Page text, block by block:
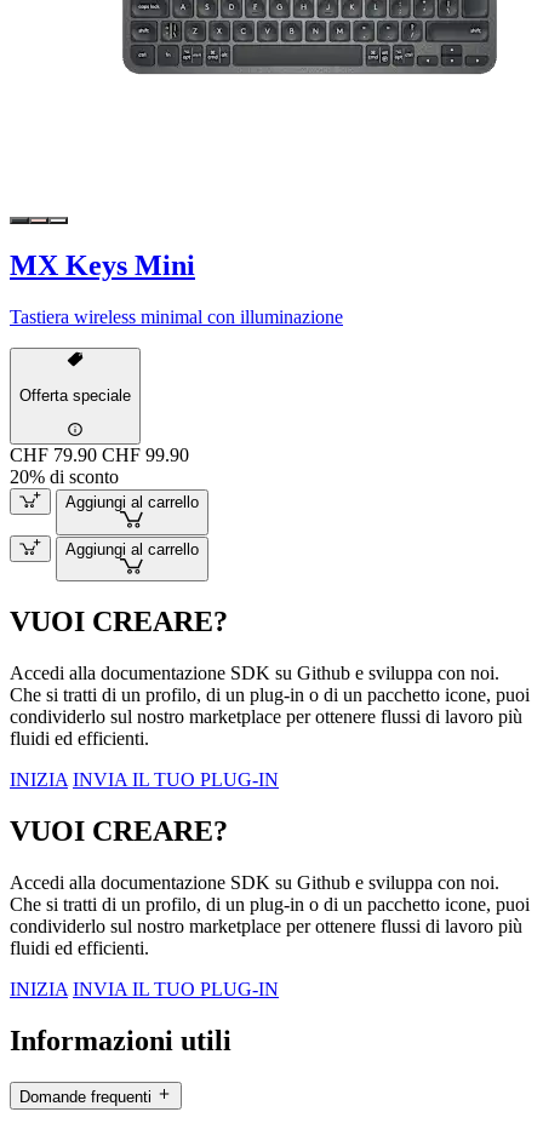
MX Keys Mini
Tastiera wireless minimal con illuminazione
Offerta speciale
CHF 79.90 CHF 99.90
20% di sconto
Aggiungi al carrello
Aggiungi al carrello
VUOI CREARE?
Accedi alla documentazione SDK su Github e sviluppa con noi.
Che si tratti di un profilo, di un plug-in o di un pacchetto icone, puoi
condividerlo sul nostro marketplace per ottenere flussi di lavoro più
fluidi ed efficienti.
INIZIA INVIA IL TUO PLUG-IN
VUOI CREARE?
Accedi alla documentazione SDK su Github e sviluppa con noi.
Che si tratti di un profilo, di un plug-in o di un pacchetto icone, puoi
condividerlo sul nostro marketplace per ottenere flussi di lavoro più
fluidi ed efficienti.
INIZIA INVIA IL TUO PLUG-IN
Informazioni utili
Domande frequenti